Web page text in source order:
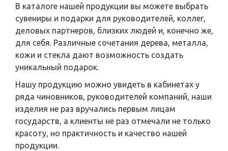
В каталоге нашей продукции вы можете выбрать
сувениры и подарки для руководителей, коллег,
деловых партнеров, близких людей и, конечно же,
для себя. Различные сочетания дерева, металла,
кожи и стекла дают возможность создать
уникальный подарок.
Нашу продукцию можно увидеть в кабинетах у
ряда чиновников, руководителей компаний, наши
изделия не раз вручались первым лицам
государств, а клиенты не раз отмечали не только
красоту, но практичность и качество нашей
продукции.